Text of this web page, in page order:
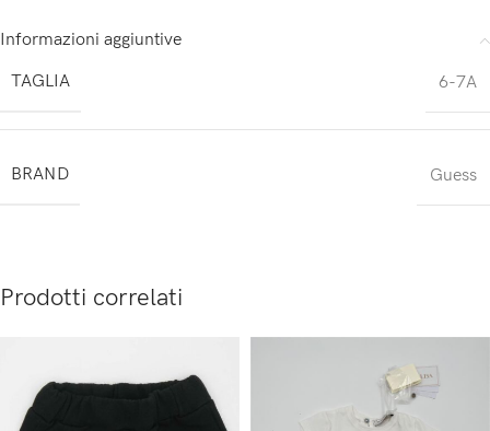
Informazioni aggiuntive
TAGLIA
6-7A
BRAND Guess
Prodotti correlati